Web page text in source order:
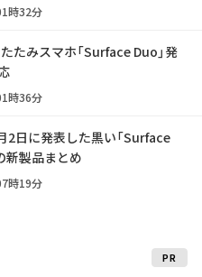
時32分
たみスマホ「Surface Duo」発
時36分
日に発表した黒い「Surface
新製品まとめ
時19分
PR